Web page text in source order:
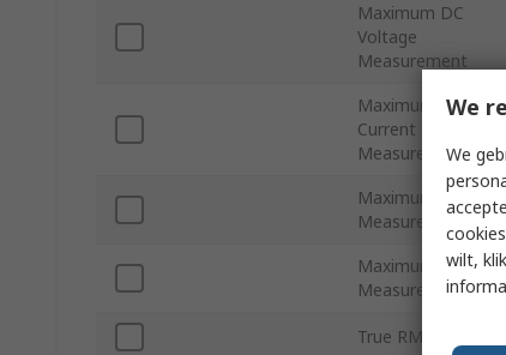
Maximum DC
Voltage
Measurement
Maximum DC
Current
Measurement
Maximum AC
Measurement
Maximum AC
Measurement
True RMS
We
We
wilt,